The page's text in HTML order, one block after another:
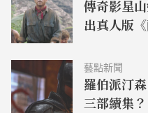
傳奇影星
出真人版
藝點新聞
羅伯派汀
三部續集